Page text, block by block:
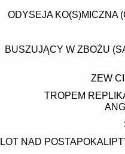
ODYSEJA KO(S)MICZNA
BUSZUJĄCY W ZBOŻU
ZEW
TROPEM
LOT NAD